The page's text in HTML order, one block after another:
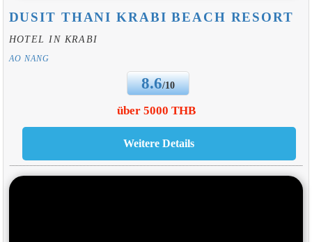
DUSIT THANI KRABI BEACH RESORT
HOTEL IN KRABI
AO NANG
8.6/10
über 5000 THB